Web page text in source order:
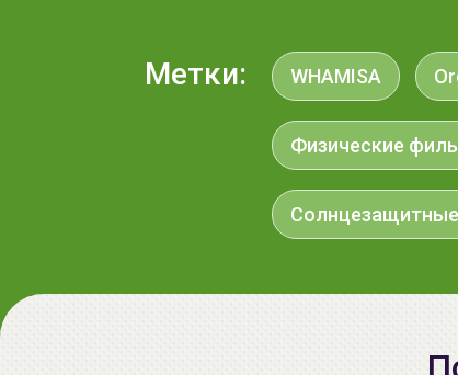
Метки: WHAMISA
Физические